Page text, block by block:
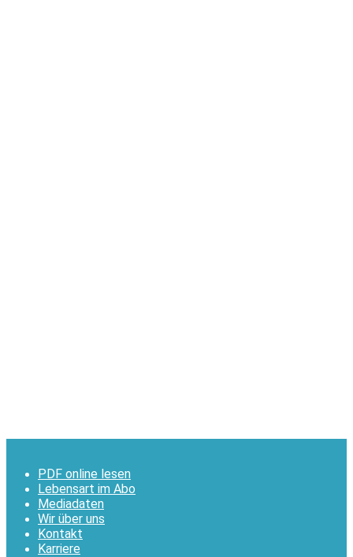
PDF online lesen
Lebensart im Abo
Mediadaten
Wir über uns
Kontakt
Karriere